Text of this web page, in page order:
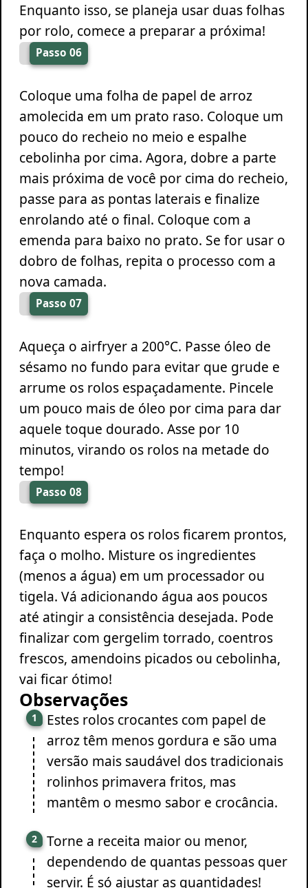
Enquanto isso, se planeja usar duas folhas
por rolo, comece a preparar a próxima!
Passo 06
Coloque uma folha de papel de arroz
amolecida em um prato raso. Coloque um
pouco do recheio no meio e espalhe
cebolinha por cima. Agora, dobre a parte
mais próxima de você por cima do recheio,
passe para as pontas laterais e finalize
enrolando até o final. Coloque com a
emenda para baixo no prato. Se for usar o
dobro de folhas, repita o processo com a
nova camada.
Passo 07
Aqueça o airfryer a 200°C. Passe óleo de
sésamo no fundo para evitar que grude e
arrume os rolos espaçadamente. Pincele
um pouco mais de óleo por cima para dar
aquele toque dourado. Asse por 10
minutos, virando os rolos na metade do
tempo!
Passo 08
Enquanto espera os rolos ficarem prontos,
faça o molho. Misture os ingredientes
(menos a água) em um processador ou
tigela. Vá adicionando água aos poucos
até atingir a consistência desejada. Pode
finalizar com gergelim torrado, coentros
frescos, amendoins picados ou cebolinha,
vai ficar ótimo!
Observações
Estes rolos crocantes com papel de
arroz têm menos gordura e são uma
versão mais saudável dos tradicionais
rolinhos primavera fritos, mas
mantêm o mesmo sabor e crocância.
Torne a receita maior ou menor,
dependendo de quantas pessoas quer
servir. É só ajustar as quantidades!